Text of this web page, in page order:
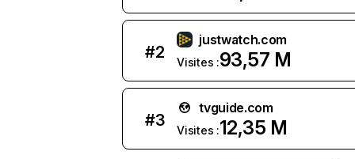
#2
justwatch.com
Visites :93,57 M
#3
tvguide.com
Visites :12,35 M